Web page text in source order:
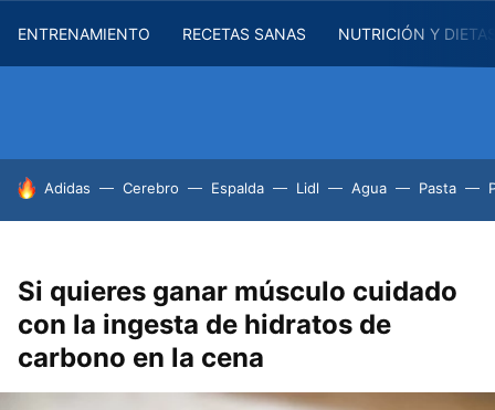
ENTRENAMIENTO RECETAS SANAS NUTRICIÓN Y
HOY SE HABLA DE
Adidas Cerebro Espalda Lidl Agua Pasta
Si quieres ganar músculo cuidado
con la ingesta de hidratos de
carbono en la cena